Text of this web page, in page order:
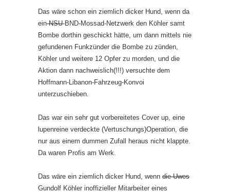
Das wäre schon ein ziemlich dicker Hund, wenn da
einNSU-BND-Mossad-Netzwerk den Köhler samt
Bombe dorthin geschickt hätte, um dann mittels nie
gefundenen Funkzünder die Bombe zu zünden,
Köhler und weitere 12 Opfer zu morden, und die
Aktion dann nachweislich(!!!) versuchte dem
Hoffmann-Libanon-Fahrzeug-Konvoi
unterzuschieben.
Das war ein sehr gut vorbereitetes Cover up, eine
lupenreine verdeckte (Vertuschungs)Operation, die
nur aus einem dummen Zufall heraus nicht klappte.
Da waren Profis am Werk.
Das wäre ein ziemlich dicker Hund, wenn die Uwes
Gundolf Köhler inoffizieller Mitarbeiter eines